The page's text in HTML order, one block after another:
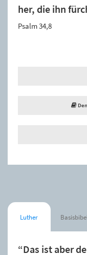
her, die ihn
Psalm 34,8
Luther
“Das ist aber